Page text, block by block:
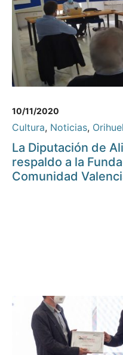
10/11/2020
Cultura, Noticias,
La Diputación de
respaldo a la
Comunidad